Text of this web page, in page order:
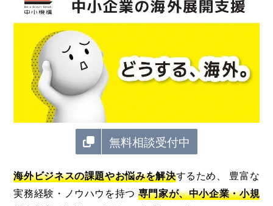
無料相談受付中
海外ビジネスの課題やお悩みを解決するため、 豊富な
実務経験・ノウハウを持つ 専門家が、中小企業・小規